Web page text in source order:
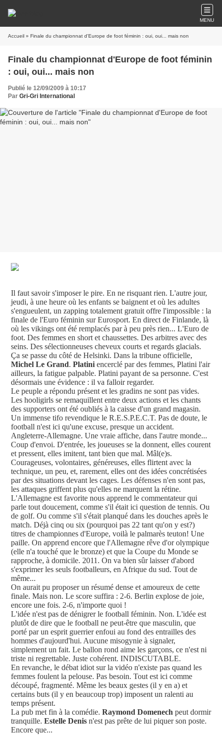
MENU
Accueil » Finale du championnat d'Europe de foot féminin : oui, oui... mais non
Finale du championnat d'Europe de foot féminin
: oui, oui... mais non
Publié le 12/09/2009 à 10:17
Par Gri-Gri International
Il faut savoir s'imposer le pire. En ne risquant rien. L'autre jour,
jeudi, à une heure où les enfants se baignent et où les adultes
s'engueulent, un zapping totalement gratuit offre l'impossible : la
finale de l'Euro féminin sur Eurosport. En direct de Finlande, là
où les vikings ont été remplacés par à peu près rien... L'Euro de
foot. Des femmes en short et chaussettes. Des arbitres avec des
seins. Des sélectionneuses cheveux courts et regards glacials.
Ça se passe du côté de Helsinki. Dans la tribune officielle,
Michel Le Grand. Platini encerclé par des femmes, Platini l'air
ailleurs, la fatigue palpable. Platini payant de sa personne. C'est
désormais une évidence : il va falloir regarder.
Le peuple a répondu présent et les gradins ne sont pas vides.
Les hooligirls se remaquillent entre deux actions et les chants
des supporters ont été oubliés à la caisse d'un grand magasin.
Un immense tifo revendique le R.E.S.P.E.C.T. Pas de doute, le
football n'est ici qu'une excuse, presque un accident.
Angleterre-Allemagne. Une vraie affiche, dans l'autre monde...
Coup d'envoi. D'entrée, les joueuses se la donnent, elles courent
et pressent, elles imitent, tant bien que mal. Mâl(e)s.
Courageuses, volontaires, généreuses, elles flirtent avec la
technique, un peu, et, rarement, elles ont des idées concrétisées
par des situations devant les cages. Les défenses n'en sont pas,
les attaques griffent plus qu'elles ne marquent la rétine.
L'Allemagne est favorite nous apprend le commentateur qui
parle tout doucement, comme s'il était ici question de tennis. Ou
de golf. Ou comme s'il s'était planqué dans les douches après le
match. Déjà cinq ou six (pourquoi pas 22 tant qu'on y est?)
titres de championnes d'Europe, voilà le palmarès teuton! Une
paille. On apprend encore que l'Allemagne rêve d'or olympique
(elle n'a touché que le bronze) et que la Coupe du Monde se
rapproche, à domicile. 2011. On va bien sûr laisser d'abord
s'exprimer les seuls footballeurs, en Afrique du sud. Tout de
même...
On aurait pu proposer un résumé dense et amoureux de cette
finale. Mais non. Le score suffira : 2-6. Berlin explose de joie,
encore une fois. 2-6, n'importe quoi !
L'idée n'est pas de dénigrer le football féminin. Non. L'idée est
plutôt de dire que le football ne peut-être que masculin, que
porté par un esprit guerrier enfoui au fond des entrailles des
hommes d'aujourd'hui. Aucune misogynie à signaler,
simplement un fait. Le ballon rond aime les garçons, ce n'est ni
triste ni regrettable. Juste cohérent. INDISCUTABLE.
En revanche, le débat idiot sur la vidéo n'existe pas quand les
femmes foulent la pelouse. Pas besoin. Tout est ici comme
découpé, fragmenté. Même les beaux gestes (il y en a) et
certains buts (il y en beaucoup trop) imposent un ralenti au
temps présent.
La pub met fin à la comédie. Raymond Domenech peut dormir
tranquille. Estelle Denis n'est pas prête de lui piquer son poste.
Encore que...